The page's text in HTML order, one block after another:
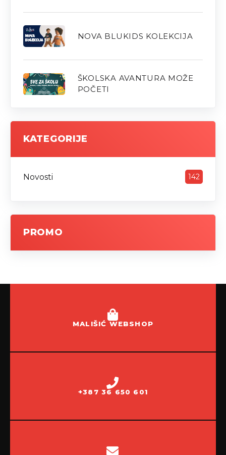
NOVA BLUKIDS KOLEKCIJA
ŠKOLSKA AVANTURA MOŽE
POČETI
KATEGORIJE
Novosti 142
PROMO
MALIŠIĆ WEBSHOP
+387 36 650 601